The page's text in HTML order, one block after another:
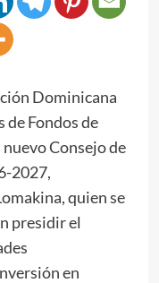
Dominicana
Fondos de
Consejo de
2027,
quien se
presidir el
en